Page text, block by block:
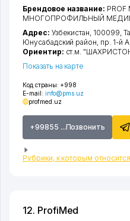
Код страны: +998
E-mail: info@pms.uz
profmed.uz
+99855 ...Позвонить
Рубрики, к которым
Брендовое название: PROF
МНОГОПРОФИЛЬНЫЙ
Адрес: Узбекистан, 100099,
Юнусабадский район, пр. 1-й
Ориентир: ст.м.
Показать на карте
12. ProfiMed